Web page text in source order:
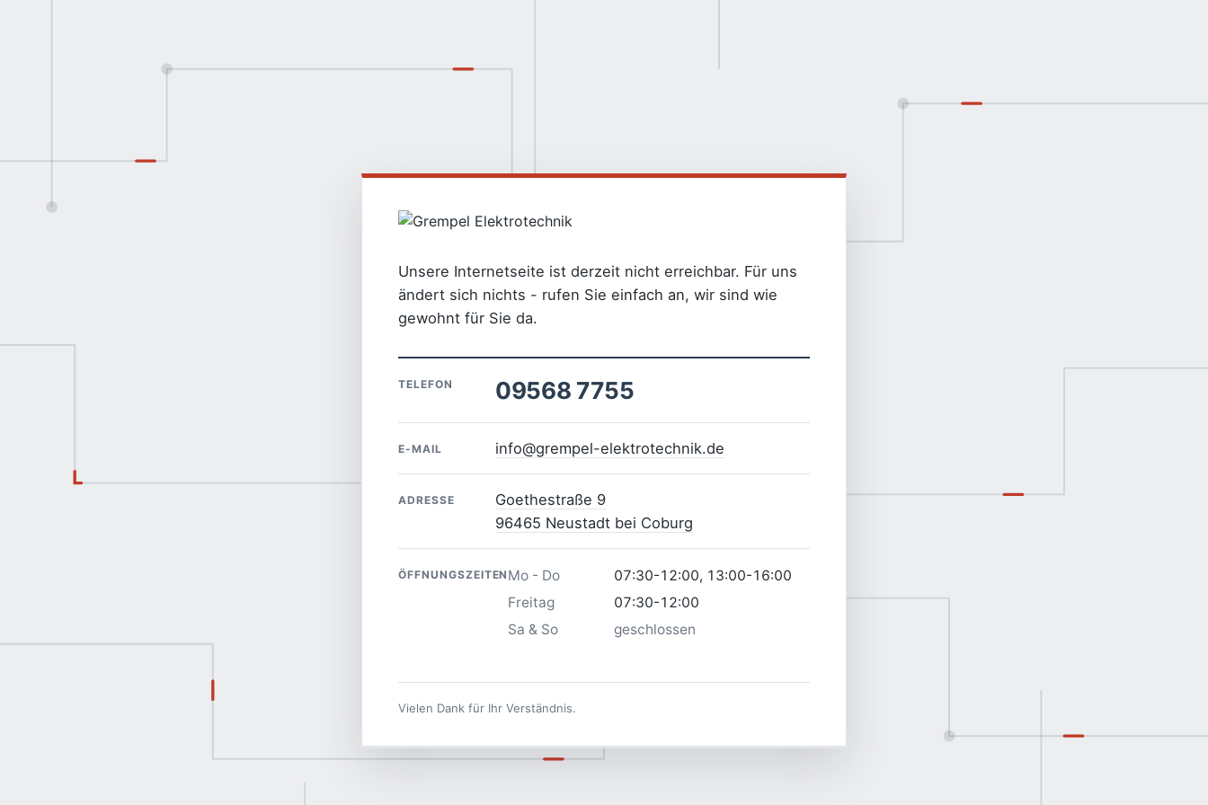
Unsere Internetseite ist derzeit nicht erreichbar. Für uns
ändert sich nichts - rufen Sie einfach an, wir sind wie
gewohnt für Sie da.
TELEFON 09568 7755
E-MAIL info@grempel-elektrotechnik.de
ADRESSE
Goethestraße 9
96465 Neustadt bei Coburg
ÖFFNUNGSZEITEN Mo - Do
07:30-12:00, 13:00-16:00
Freitag
07:30-12:00
Sa & So
geschlossen
Vielen Dank für Ihr Verständnis.